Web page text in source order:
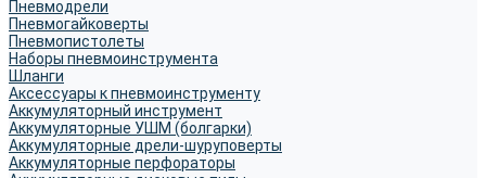
Пневмодрели
Пневмогайковерты
Пневмопистолеты
Наборы пневмоинструмента
Шланги
Аксессуары к пневмоинструменту
Аккумуляторный инструмент
Аккумуляторные УШМ (болгарки)
Аккумуляторные дрели-шуруповерты
Аккумуляторные перфораторы